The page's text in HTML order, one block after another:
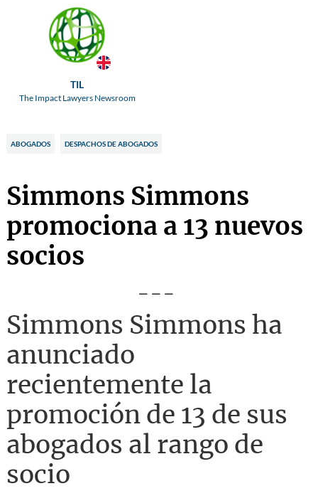
TIL
The Impact Lawyers Newsroom
ABOGADOS DESPACHOS DE ABOGADOS
Simmons Simmons
promociona a 13 nuevos
socios
---
Simmons Simmons ha
anunciado
recientemente la
promoción de 13 de sus
abogados al rango de
socio